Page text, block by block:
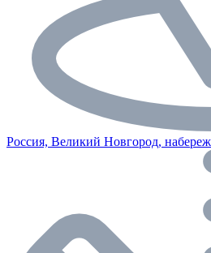
Россия, Великий Новгород,